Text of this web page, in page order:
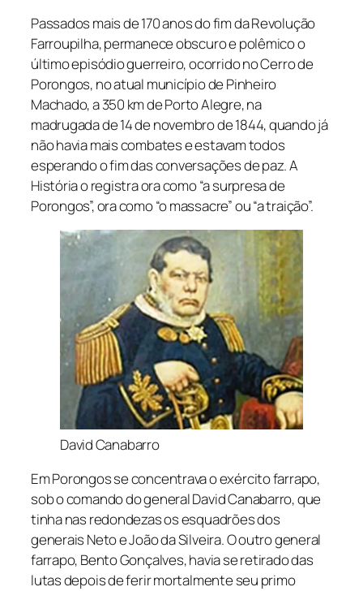
Passados mais de 170 anos do fim da Revolução
Farroupilha, permanece obscuro e polêmico o
último episódio guerreiro, ocorrido no Cerro de
Porongos, no atual município de Pinheiro
Machado, a 350 km de Porto Alegre, na
madrugada de 14 de novembro de 1844, quando já
não havia mais combates e estavam todos
esperando o fim das conversações de paz. A
História o registra ora como “a surpresa de
Porongos”, ora como “o massacre” ou “a traição”.
David Canabarro
Em Porongos se concentrava o exército farrapo,
sob o comando do general David Canabarro, que
tinha nas redondezas os esquadrões dos
generais Neto e João da Silveira. O outro general
farrapo, Bento Gonçalves, havia se retirado das
lutas depois de ferir mortalmente seu primo